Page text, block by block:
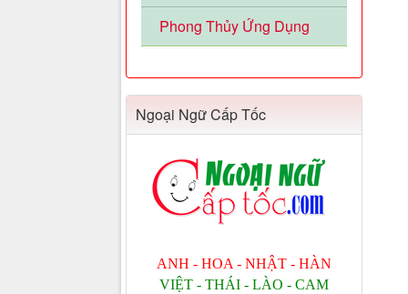
Phong Thủy Ứng Dụng
Ngoại Ngữ Cấp Tốc
ANH - HOA - NHẬT - HÀN
VIỆT - THÁI - LÀO - CAM